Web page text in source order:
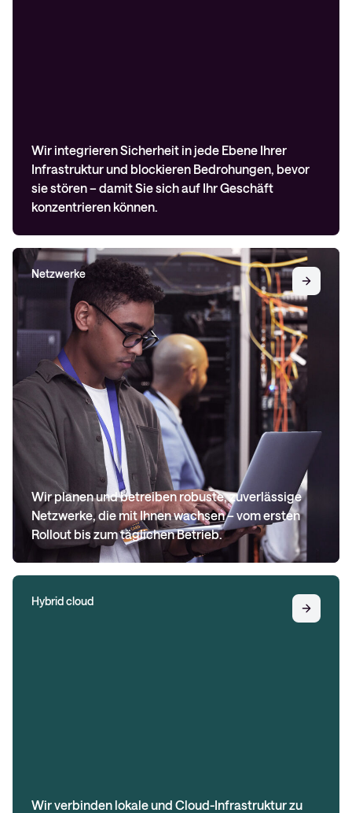
Wir integrieren Sicherheit in jede Ebene Ihrer
Infrastruktur und blockieren Bedrohungen, bevor
sie stören – damit Sie sich auf Ihr Geschäft
konzentrieren können.
Netzwerke
Wir planen und betreiben robuste, zuverlässige
Netzwerke, die mit Ihnen wachsen – vom ersten
Rollout bis zum täglichen Betrieb.
Hybrid cloud
Wir verbinden lokale und Cloud-Infrastruktur zu